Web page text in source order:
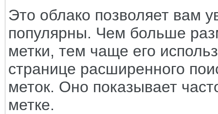
Это облако позволяет вам
популярны. Чем больше
метки, тем чаще его
странице расширенного
меток. Оно показывает
метке.